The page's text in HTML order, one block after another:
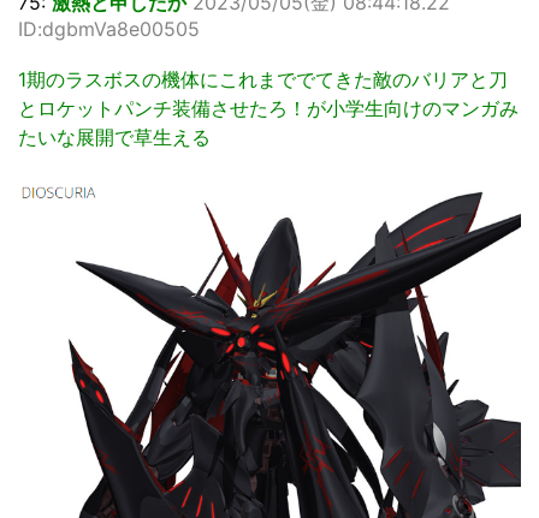
ID:dgbmVa8e00505
1期のラスボスの機体にこれまででてきた敵のバリアと刀
とロケットパンチ装備させたろ！が小学生向けのマンガみ
たいな展開で草生える